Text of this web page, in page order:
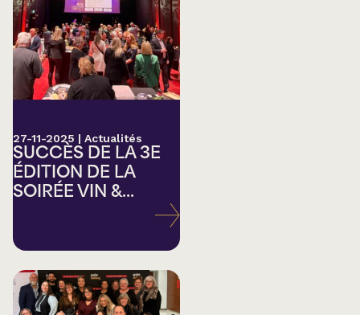
27-11-2025 | Actualités
SUCCÈS DE LA 3E
ÉDITION DE LA
SOIRÉE VIN &...